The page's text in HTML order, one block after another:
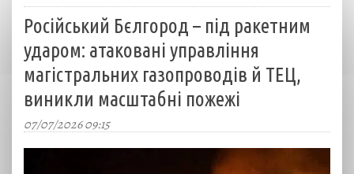
Російський Бєлгород – під ракетним
ударом: атаковані управління
магістральних газопроводів й ТЕЦ,
виникли масштабні пожежі
07/07/2026 09:15